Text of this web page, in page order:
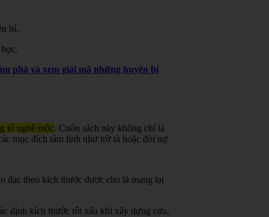
bí.
phá và xem giải mã những huyền bí
tổ nghề mộc. Cuốn sách này không chỉ là
mục đích tâm linh như trừ tà hoặc đòi nợ.
đạc theo kích thước được cho là mang lại
định kích thước tốt xấu khi xây dựng cửa,